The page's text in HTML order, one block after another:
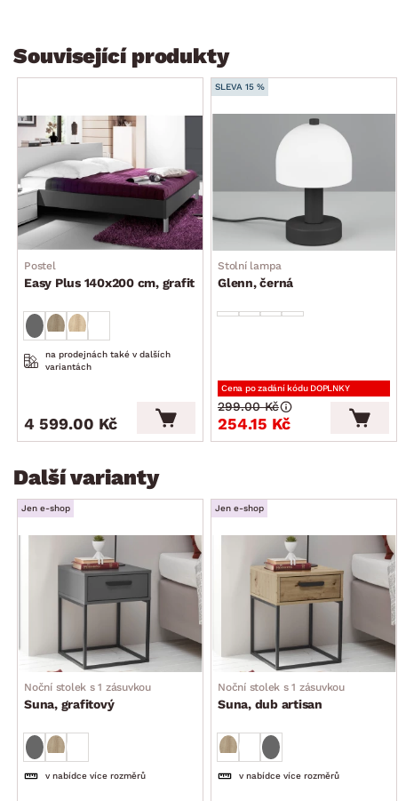
dodáváno v demontu
Související produkty
Postel
Easy Plus 140x200 cm, grafit
na prodejnách také v dalších
variantách
4 599.00 Kč
SLEVA 15 %
Stolní lampa
Glenn, černá
Cena po zadání kódu DOPLNKY
254.15 Kč
299.00 Kč
Další varianty
Jen e-shop
Noční stolek s 1 zásuvkou
Suna, grafitový
v nabídce více rozměrů
Jen e-shop
Noční stolek s 1 zásuvkou
Suna, dub artisan
v nabídce více rozměrů